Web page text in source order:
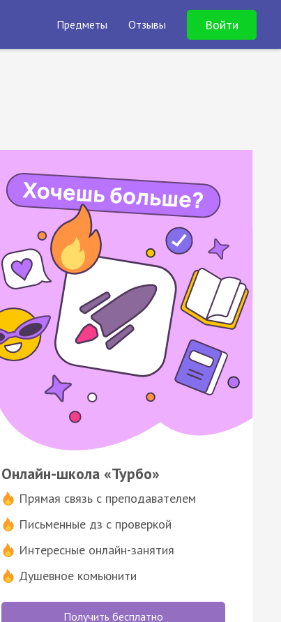
Предметы Отзывы Войти
Онлайн-школа «Турбо»
Прямая связь с преподавателем
Письменные дз с проверкой
Интересные онлайн-занятия
Душевное комьюнити
Получить бесплатно